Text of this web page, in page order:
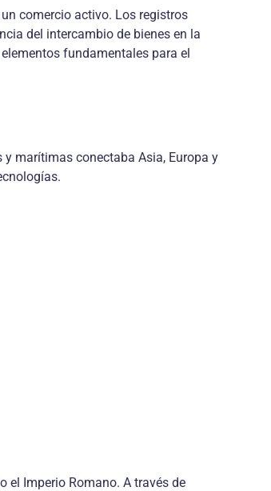
comercio activo. Los registros
del intercambio de bienes en la
fundamentales para el
marítimas conectaba Asia, Europa y
el Imperio Romano. A través de